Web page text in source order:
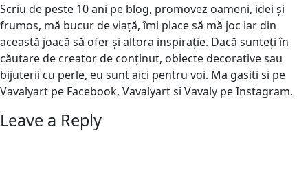
Scriu de peste 10 ani pe blog, promovez oameni, idei și
frumos, mă bucur de viață, îmi place să mă joc iar din
această joacă să ofer și altora inspirație. Dacă sunteți în
căutare de creator de conținut, obiecte decorative sau
bijuterii cu perle, eu sunt aici pentru voi. Ma gasiti si pe
Vavalyart pe Facebook, Vavalyart si Vavaly pe Instagram.
Leave a Reply